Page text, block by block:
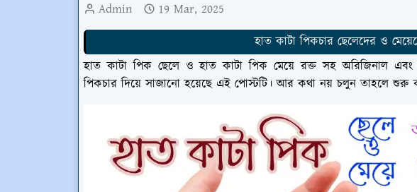
Admin
19 Mar, 2025
হাত কাটা পিকচার ছেলেদের ও
হাত কাটা পিক ছেলে ও হাত কাটা পিক মেয়ে রক্ত সহ অরিজিনাল এবং
পিকচার দিয়ে সাজানো হয়েছে এই পোস্টটি। আর কথা নয় চলুন তাহলে শুরু